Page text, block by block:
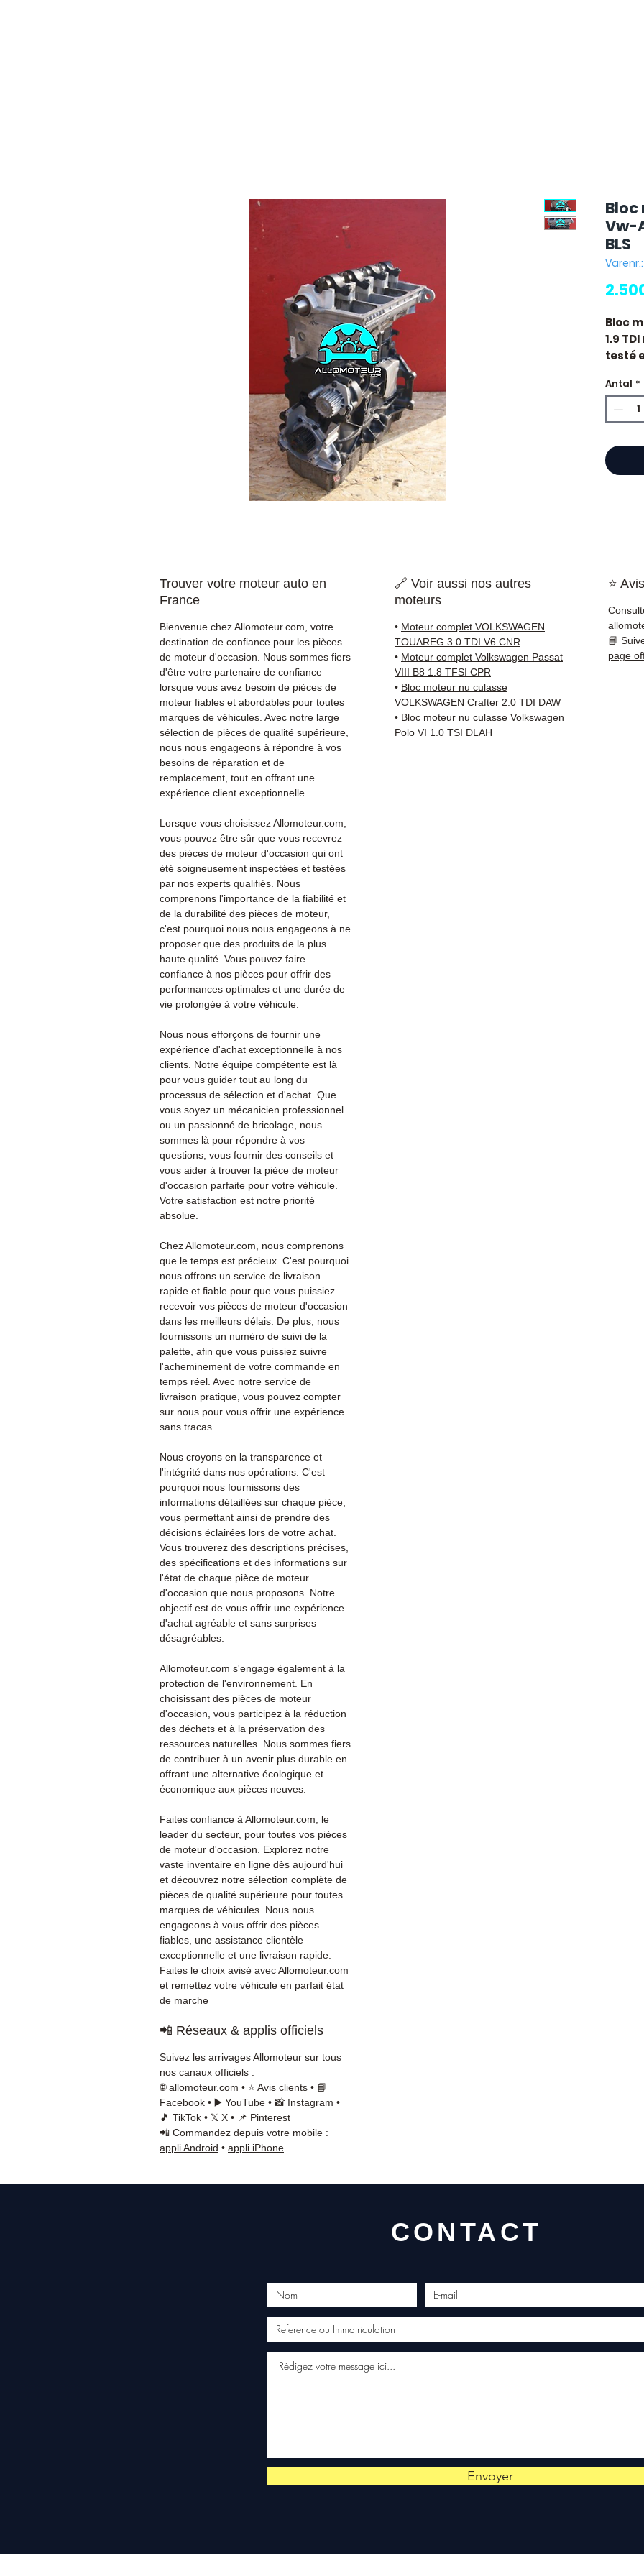
Vw-
BLS
Bloc
1.9
testé
Antal *
Trouver votre moteur auto en
France
Bienvenue chez Allomoteur.com, votre
destination de confiance pour les pièces
de moteur d'occasion. Nous sommes fiers
d'être votre partenaire de confiance
lorsque vous avez besoin de pièces de
moteur fiables et abordables pour toutes
marques de véhicules. Avec notre large
sélection de pièces de qualité supérieure,
nous nous engageons à répondre à vos
besoins de réparation et de
remplacement, tout en offrant une
expérience client exceptionnelle.
Lorsque vous choisissez Allomoteur.com,
vous pouvez être sûr que vous recevrez
des pièces de moteur d'occasion qui ont
été soigneusement inspectées et testées
par nos experts qualifiés. Nous
comprenons l'importance de la fiabilité et
de la durabilité des pièces de moteur,
c'est pourquoi nous nous engageons à ne
proposer que des produits de la plus
haute qualité. Vous pouvez faire
confiance à nos pièces pour offrir des
performances optimales et une durée de
vie prolongée à votre véhicule.
Nous nous efforçons de fournir une
expérience d'achat exceptionnelle à nos
clients. Notre équipe compétente est là
pour vous guider tout au long du
processus de sélection et d'achat. Que
vous soyez un mécanicien professionnel
ou un passionné de bricolage, nous
sommes là pour répondre à vos
questions, vous fournir des conseils et
vous aider à trouver la pièce de moteur
d'occasion parfaite pour votre véhicule.
Votre satisfaction est notre priorité
absolue.
Chez Allomoteur.com, nous comprenons
que le temps est précieux. C'est pourquoi
nous offrons un service de livraison
rapide et fiable pour que vous puissiez
recevoir vos pièces de moteur d'occasion
dans les meilleurs délais. De plus, nous
fournissons un numéro de suivi de la
palette, afin que vous puissiez suivre
l'acheminement de votre commande en
temps réel. Avec notre service de
livraison pratique, vous pouvez compter
sur nous pour vous offrir une expérience
sans tracas.
Nous croyons en la transparence et
l'intégrité dans nos opérations. C'est
pourquoi nous fournissons des
informations détaillées sur chaque pièce,
vous permettant ainsi de prendre des
décisions éclairées lors de votre achat.
Vous trouverez des descriptions précises,
des spécifications et des informations sur
l'état de chaque pièce de moteur
d'occasion que nous proposons. Notre
objectif est de vous offrir une expérience
d'achat agréable et sans surprises
désagréables.
Allomoteur.com s'engage également à la
protection de l'environnement. En
choisissant des pièces de moteur
d'occasion, vous participez à la réduction
des déchets et à la préservation des
ressources naturelles. Nous sommes fiers
de contribuer à un avenir plus durable en
offrant une alternative écologique et
économique aux pièces neuves.
Faites confiance à Allomoteur.com, le
leader du secteur, pour toutes vos pièces
de moteur d'occasion. Explorez notre
vaste inventaire en ligne dès aujourd'hui
et découvrez notre sélection complète de
pièces de qualité supérieure pour toutes
marques de véhicules. Nous nous
engageons à vous offrir des pièces
fiables, une assistance clientèle
exceptionnelle et une livraison rapide.
Faites le choix avisé avec Allomoteur.com
et remettez votre véhicule en parfait état
de marche
🔗 Voir aussi nos autres
moteurs
• Moteur complet VOLKSWAGEN
TOUAREG 3.0 TDI V6 CNR
• Moteur complet Volkswagen Passat
VIII B8 1.8 TFSI CPR
• Bloc moteur nu culasse
VOLKSWAGEN Crafter 2.0 TDI DAW
• Bloc moteur nu culasse Volkswagen
Polo VI 1.0 TSI DLAH
⭐
📘
page
📲 Réseaux & applis officiels
Suivez les arrivages Allomoteur sur tous
nos canaux officiels :
🌐allomoteur.com • ⭐ Avis clients • 📘
Facebook • ▶️ YouTube • 📸 Instagram •
🎵 TikTok • 𝕏 X • 📌 Pinterest
📲 Commandez depuis votre mobile :
appli Android • appli iPhone
CONTACT
Envoyer